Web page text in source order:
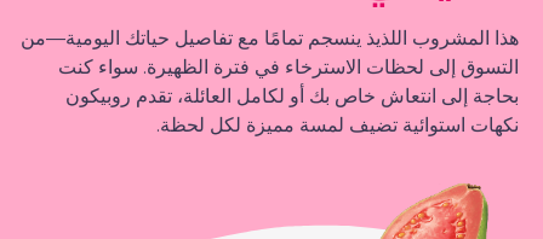
هذا المشروب اللذيذ ينسجم تمامًا مع تفاصيل حياتك اليومية—من
التسوق إلى لحظات الاسترخاء في فترة الظهيرة. سواء كنت
بحاجة إلى انتعاش خاص بك أو لكامل العائلة، تقدم روبيكون
نكهات استوائية تضيف لمسة مميزة لكل لحظة.